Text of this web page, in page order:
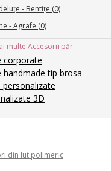
- Bentițe (0)
- Agrafe (0)
multe Accesorii păr
corporate
handmade tip brosa
3D
din lut polimeric